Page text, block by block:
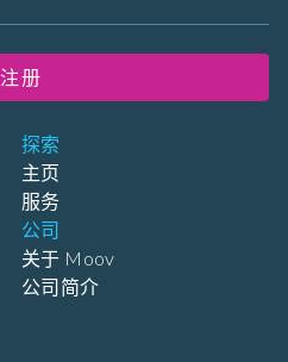
探索
主页
服务
公司
关于 Moov
公司简介
注册